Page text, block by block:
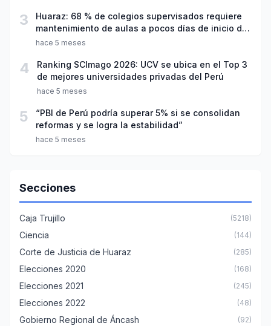
3
Huaraz: 68 % de colegios supervisados requiere
mantenimiento de aulas a pocos días de inicio del
año escolar 2026
hace 5 meses
4
Ranking SCImago 2026: UCV se ubica en el Top 3
de mejores universidades privadas del Perú
hace 5 meses
5
“PBI de Perú podría superar 5% si se consolidan
reformas y se logra la estabilidad”
hace 5 meses
Secciones
Caja Trujillo (5218)
Ciencia (144)
Corte de Justicia de Huaraz (285)
Elecciones 2020 (168)
Elecciones 2021 (245)
Elecciones 2022 (48)
Gobierno Regional de Áncash (92)